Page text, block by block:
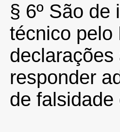
§ 6º São de
técnico pelo
responder
de falsidade